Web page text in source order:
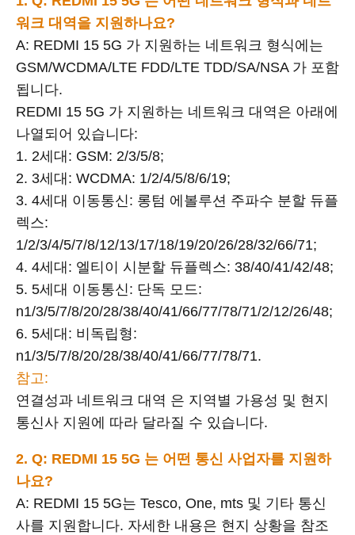
워크 대역을 지원하나요?
A: REDMI 15 5G 가 지원하는 네트워크 형식에는
GSM/WCDMA/LTE FDD/LTE TDD/SA/NSA 가 포함
됩니다.
REDMI 15 5G 가 지원하는 네트워크 대역은 아래에
나열되어 있습니다:
1. 2세대: GSM: 2/3/5/8;
2. 3세대: WCDMA: 1/2/4/5/8/6/19;
3. 4세대 이동통신: 롱텀 에볼루션 주파수 분할 듀플
렉스:
1/2/3/4/5/7/8/12/13/17/18/19/20/26/28/32/66/71;
4. 4세대: 엘티이 시분할 듀플렉스: 38/40/41/42/48;
5. 5세대 이동통신: 단독 모드:
n1/3/5/7/8/20/28/38/40/41/66/77/78/71/2/12/26/48;
6. 5세대: 비독립형:
n1/3/5/7/8/20/28/38/40/41/66/77/78/71.
참고:
연결성과 네트워크 대역 은 지역별 가용성 및 현지
통신사 지원에 따라 달라질 수 있습니다.
2. Q: REDMI 15 5G 는 어떤 통신 사업자를 지원하
나요?
A: REDMI 15 5G는 Tesco, One, mts 및 기타 통신
사를 지원합니다. 자세한 내용은 현지 상황을 참조